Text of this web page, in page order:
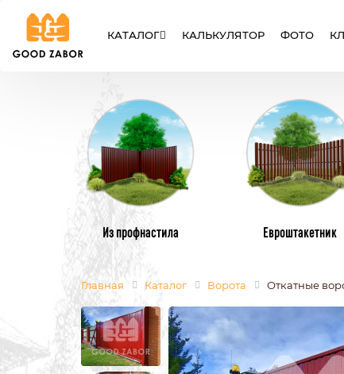
КАТАЛОГ
ЗАБОРЫ
МЕТАЛЛИЧЕСКИЕ ЗАБОРЫ
ИЗ ЕВРОШТАКЕТНИКА
СЕТКА РАБИЦА
СЕКЦИОННЫЕ ЗАБОРЫ
ИЗ 3Д СЕТКИ
ИЗ
ИЗ
ЗАБОРЫ ИЗ
КАЛЬКУЛЯТОР ФОТО
Из профнастила Евроштакетник
Главная Каталог Ворота Откатные